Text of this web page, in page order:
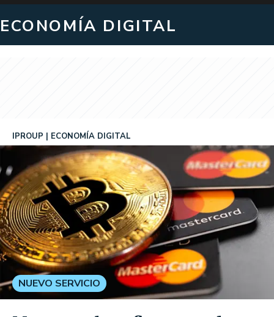
ECONOMÍA DIGITAL
IPROUP ECONOMÍA DIGITAL
NUEVO SERVICIO